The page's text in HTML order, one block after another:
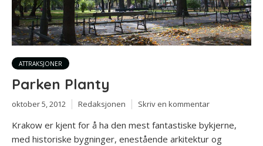
ATTRAKSJONER
Parken Planty
oktober 5, 2012 Redaksjonen Skriv en kommentar
Krakow er kjent for å ha den mest fantastiske bykjerne,
med historiske bygninger, enestående arkitektur og